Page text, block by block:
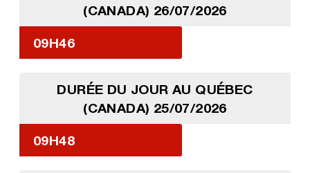
(CANADA) 26/07/2026
09H46
DURÉE DU JOUR AU QUÉBEC
(CANADA) 25/07/2026
09H48